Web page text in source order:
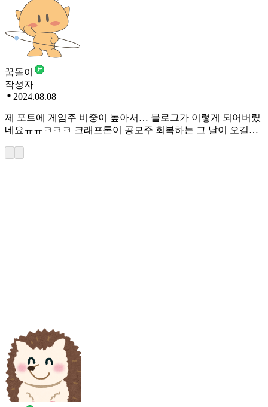
꿈돌이
작성자
2024.08.08
제 포트에 게임주 비중이 높아서… 블로그가 이렇게 되어버렸
네요ㅠㅠㅋㅋㅋ 크래프톤이 공모주 회복하는 그 날이 오길…